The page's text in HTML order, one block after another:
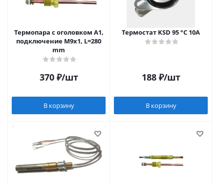
Термопара c оголовком А1,
подключение М9х1, L=280
mm
370₽/шт
В корзину
Термостат KSD 95 °С 10А
188₽/шт
В корзину